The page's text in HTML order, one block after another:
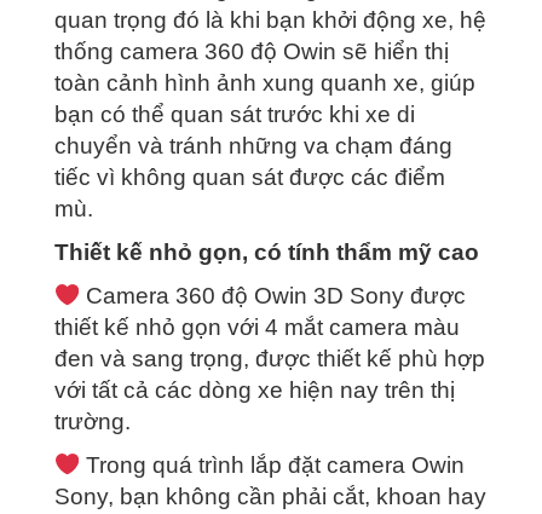
quan trọng đó là khi bạn khởi động xe, hệ
thống camera 360 độ Owin sẽ hiển thị
toàn cảnh hình ảnh xung quanh xe, giúp
bạn có thể quan sát trước khi xe di
chuyển và tránh những va chạm đáng
tiếc vì không quan sát được các điểm
mù.
Thiết kế nhỏ gọn, có tính thẩm mỹ cao
Camera 360 độ Owin 3D Sony được
thiết kế nhỏ gọn với 4 mắt camera màu
đen và sang trọng, được thiết kế phù hợp
với tất cả các dòng xe hiện nay trên thị
trường.
Trong quá trình lắp đặt camera Owin
Sony, bạn không cần phải cắt, khoan hay